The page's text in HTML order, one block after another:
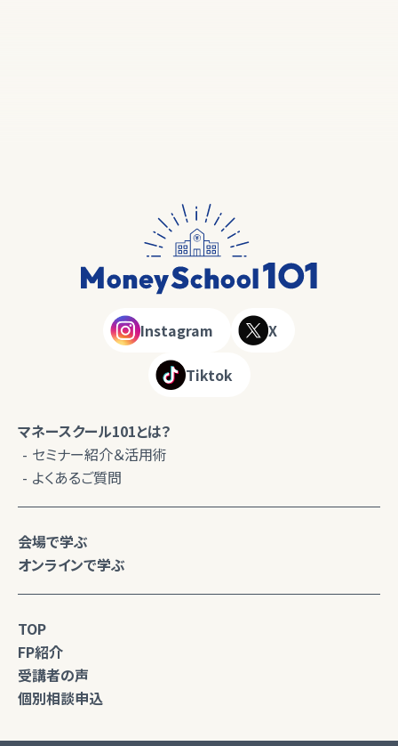
Instagram X
Tiktok
マネースクール101とは？
セミナー紹介＆活用術
よくあるご質問
会場で学ぶ
オンラインで学ぶ
TOP
FP紹介
受講者の声
個別相談申込